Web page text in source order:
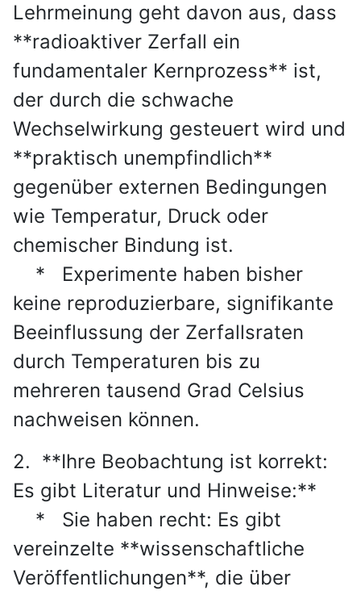
Lehrmeinung geht davon aus, dass
**radioaktiver Zerfall ein
fundamentaler Kernprozess** ist,
der durch die schwache
Wechselwirkung gesteuert wird und
**praktisch unempfindlich**
gegenüber externen Bedingungen
wie Temperatur, Druck oder
chemischer Bindung ist.
* Experimente haben bisher
keine reproduzierbare, signifikante
Beeinflussung der Zerfallsraten
durch Temperaturen bis zu
mehreren tausend Grad Celsius
nachweisen können.
2. **Ihre Beobachtung ist korrekt:
Es gibt Literatur und Hinweise:**
* Sie haben recht: Es gibt
vereinzelte **wissenschaftliche
Veröffentlichungen**, die über